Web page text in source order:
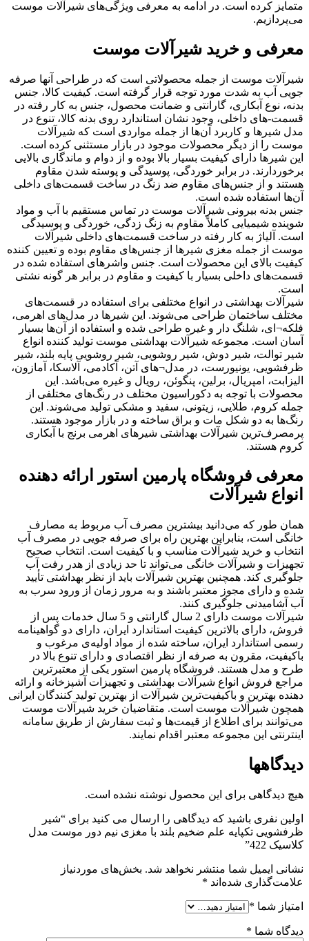
متمایز کرده است. در ادامه به معرفی ویژگی‌های شیرآلات موست
می‌پردازیم.
معرفی و خرید شیرآلات موست
شیرآلات موست از جمله محصولاتی است که در طراحی آنها صرفه
جویی آب به شدت مورد توجه قرار گرفته است. کیفیت کالا، جنس
بدنه، نوع آبکاری، گارانتی و ضمانت محصول، جنس به کار رفته در
قسمت-های داخلی، وجود نشان استاندارد روی بدنه کالا، تنوع در
مدل شیرها و کاربرد آن‌ها از جمله مواردی است که شیرآلات
موست را از دیگر محصولات موجود در بازار مستثنی کرده است.
این شیرها دارای کیفیت بسیار بالا بوده و از دوام و ماندگاری بالایی
برخوردارند. در برابر خوردگی، پوسیدگی و پوسته شدن مقاوم
هستند و از جنس‌های مقاوم ضد زنگ در ساخت قسمت‌های داخلی
آن‌ها استفاده شده است.
جنس بدنه بیرونی شیرآلات موست در تماس مستقیم با آب و مواد
شوینده شیمیایی کاملاً مقاوم به زنگ زدگی، خوردگی و پوسیدگی
است. آلیاژ به کار رفته در ساخت قسمت‌های داخلی شیرآلات
موست از جمله مغزی شیرها از جنس‌های مقاوم بوده و تعیین کننده
کیفیت بالای این محصولات است. جنس واشرهای استفاده شده در
قسمت‌های داخلی بسیار با کیفیت و مقاوم در برابر هر گونه نشتی
است.
شیرآلات بهداشتی در انواع مختلفی برای استفاده در قسمت‌های
مختلف ساختمان طراحی می‌شوند. این شیرها در مدل‌های اهرمی،
فلکه¬ای، شلنگ دار و غیره طراحی شده و استفاده از آن‌ها بسیار
آسان است. مجموعه شیرآلات بهداشتی موست تولید کننده انواع
شیر توالت، شیر دوش، شیر روشویی، شیر روشویی پایه بلند، شیر
ظرفشویی، یونیورست، در مدل¬های آتن، آکادمی، آلاسکا، آمازون،
الیزابت، امپریال، برلین، پنگوئن، رویال و غیره می‌باشد. این
محصولات با توجه به دکوراسیون مختلف در رنگ‌های مختلفی از
جمله کروم، طلایی، زیتونی، سفید و مشکی تولید می‌شوند. این
رنگ‌ها به دو شکل مات و براق ساخته و در بازار موجود هستند.
پرمصرف‌ترین شیرآلات بهداشتی شیرهای اهرمی برنج با آبکاری
کروم هستند.
معرفی فروشگاه پارمین استور ارائه دهنده
انواع شیرآلات
همان طور که می‌دانید بیشترین مصرف آب مربوط به مصارف
خانگی است، بنابراین بهترین راه برای صرفه جویی در مصرف آب
انتخاب و خرید شیرآلات مناسب و با کیفیت است. انتخاب صحیح
تجهیزات و شیرآلات خانگی می‌تواند تا حد زیادی از هدر رفت آب
جلوگیری کند. همچنین بهترین شیرآلات باید از نظر بهداشتی تأیید
شده و دارای مجوز معتبر باشند و به مرور زمان از ورود سرب به
آب آشامیدنی جلوگیری کنند.
شیرآلات موست دارای 2 سال گارانتی و 5 سال خدمات پس از
فروش، دارای بالاترین کیفیت استاندارد ایران، دارای دو گواهینامه
رسمی استاندارد ایران، ساخته شده از مواد اولیه‌ی مرغوب و
باکیفیت، مقرون به صرفه از نظر اقتصادی و دارای تنوع بالا در
طرح و مدل هستند. فروشگاه پارمین استور یکی از معتبرترین
مراجع فروش انواع شیرآلات بهداشتی و تجهیزات آشپزخانه و ارائه
دهنده بهترین و باکیفیت‌ترین شیرآلات از بهترین تولید کنندگان ایرانی
همچون شیرآلات موست است. متقاضیان خرید شیرآلات موست
می‌توانند برای اطلاع از قیمت‌ها و ثبت سفارش از طریق سامانه
اینترنتی این مجموعه معتبر اقدام نمایند.
دیدگاهها
هیچ دیدگاهی برای این محصول نوشته نشده است.
اولین نفری باشید که دیدگاهی را ارسال می کنید برای “شیر
ظرفشویی تکپایه علم ضخیم بلند با مغزی نیم دور موست مدل
کلاسیک 422”
نشانی ایمیل شما منتشر نخواهد شد. بخش‌های موردنیاز
علامت‌گذاری شده‌اند *
امتیاز شما *
دیدگاه شما *